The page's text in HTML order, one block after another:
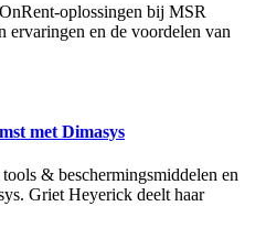
oplossingen bij MSR
ervaringen en de voordelen van
met Dimasys
& beschermingsmiddelen en
Griet Heyerick deelt haar